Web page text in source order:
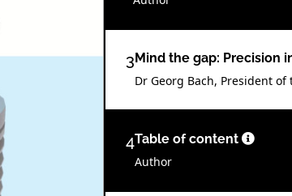
3Mind the gap: Precision
Dr Georg Bach, President
4Table of content
Author